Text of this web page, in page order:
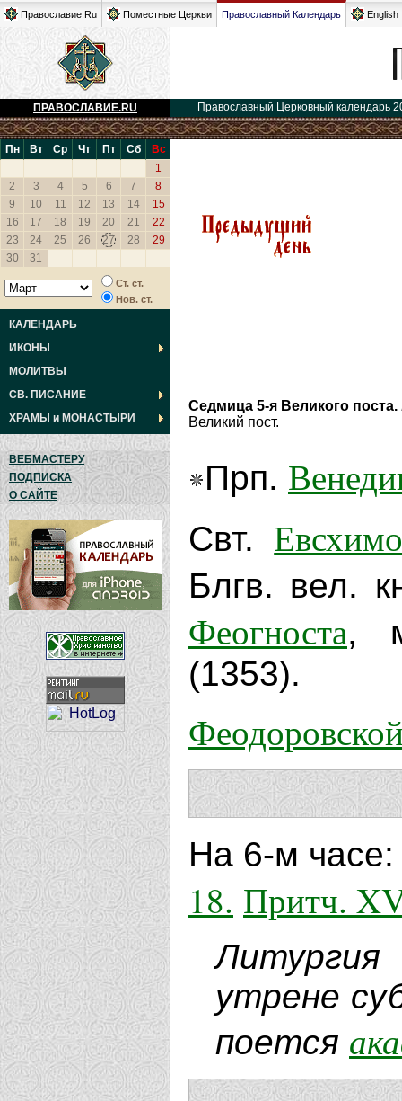
Православие.Ru Поместные Церкви Православный Календарь English
ПРАВОСЛАВИЕ.RU Православный Церковный календарь
Пн Вт Ср Чт Пт Сб
Вс
1
2
3 4 5 6 7
8
9
10 11 12 13 14
15
16
17 18 19 20 21
22
23
24 25 26 27 28
29
30
31
Ст. ст.
Нов. ст.
КАЛЕНДАРЬ
ИКОНЫ
МОЛИТВЫ
СВ. ПИСАНИЕ
ХРАМЫ и МОНАСТЫРИ
ВЕБМАСТЕРУ
ПОДПИСКА
О САЙТЕ
Седмица 5-я Великого поста.
Великий пост.
Прп.
Свт.
Блгв. вел.
Феогноста,
(1353).
На 6-м
18. Притч.
утрене
поется